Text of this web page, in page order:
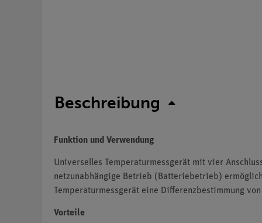
Beschreibung
Funktion und Verwendung
Universelles Temperaturmessgerät mit vier
netzunabhängige Betrieb (Batteriebetrieb)
Temperaturmessgerät eine Differenzbestimmung
Vorteile